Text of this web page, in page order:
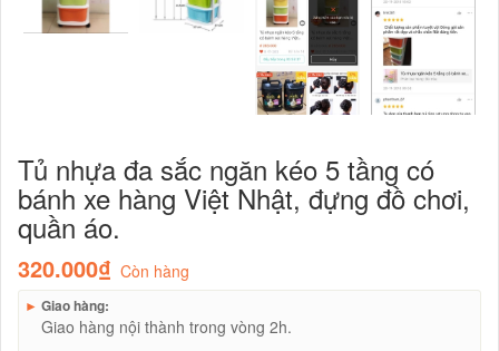
Tủ nhựa đa sắc ngăn kéo 5 tầng có
bánh xe hàng Việt Nhật, đựng đồ chơi,
quần áo.
320.000₫ Còn hàng
► Giao hàng:
Giao hàng nội thành trong vòng 2h.